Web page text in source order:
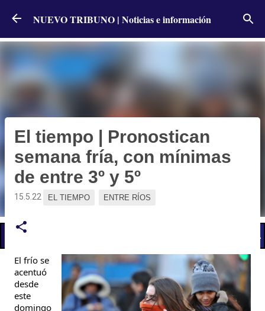
Ir al contenido principal
NUEVO TRIBUNO | Noticias e información
📢 LO ÚLTIMO
El tiempo | Pronostican
semana fría, con mínimas
de entre 3º y 5º
15.5.22 EL TIEMPO ENTRE RÍOS
El frío se
acentuó
desde
este
domingo